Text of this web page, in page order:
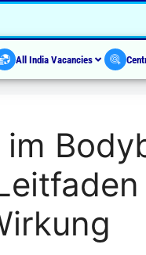
All India Vacancies